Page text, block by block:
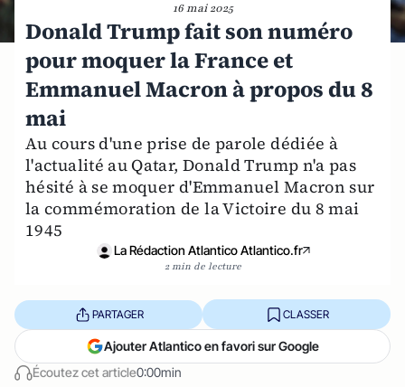
16 mai 2025
Donald Trump fait son numéro
pour moquer la France et
Emmanuel Macron à propos du 8
mai
Au cours d'une prise de parole dédiée à
l'actualité au Qatar, Donald Trump n'a pas
hésité à se moquer d'Emmanuel Macron sur
la commémoration de la Victoire du 8 mai
1945
La Rédaction Atlantico Atlantico.fr
2 min de lecture
Écoutez cet article0:00min
PARTAGER CLASSER
Ajouter Atlantico en favori sur Google